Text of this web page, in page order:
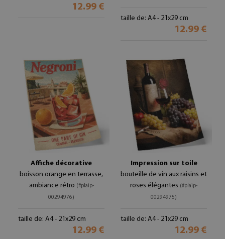
12.99 €
taille de: A4 - 21x29 cm
12.99 €
Affiche décorative
boisson orange en terrasse,
ambiance rétro (#plaip-
00294976)
taille de: A4 - 21x29 cm
12.99 €
Impression sur toile
bouteille de vin aux raisins et
roses élégantes (#plaip-
00294975)
taille de: A4 - 21x29 cm
12.99 €